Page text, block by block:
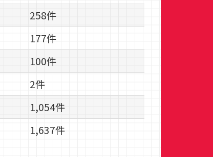
258件
177件
100件
2件
1,054件
1,637件